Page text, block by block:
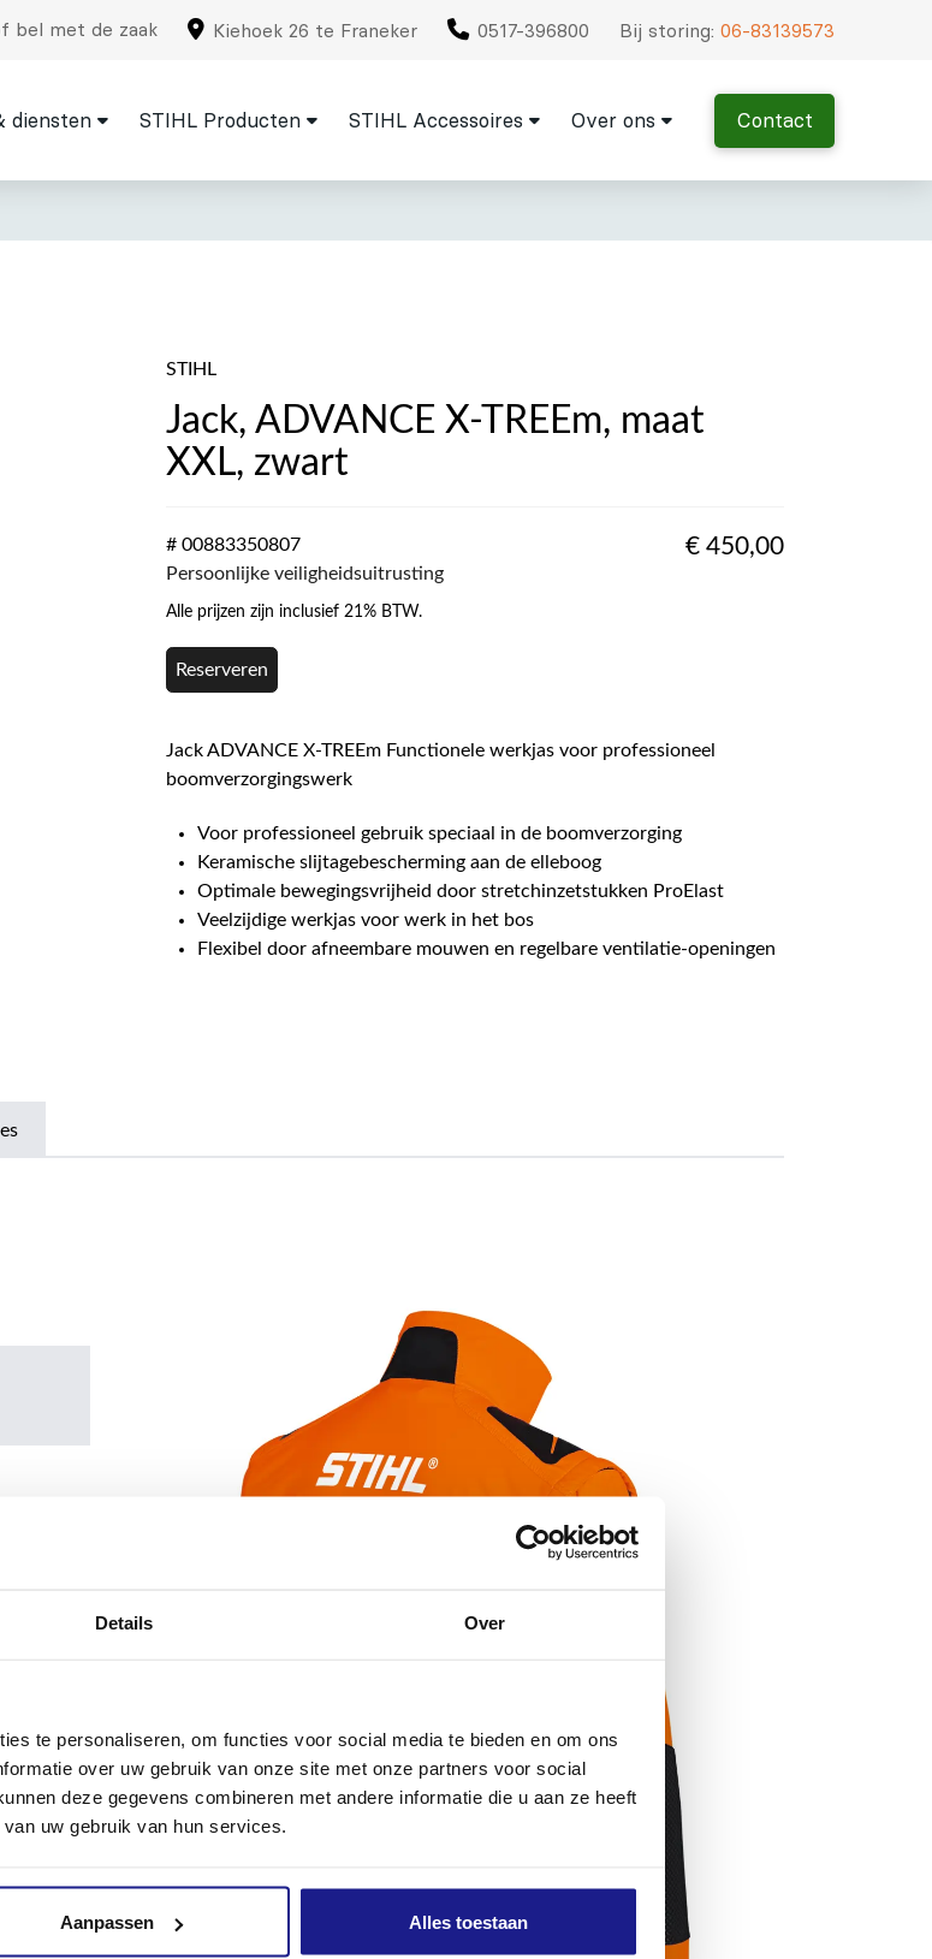
Details Over
te personaliseren, om functies voor social media te bieden en om ons
over uw gebruik van onze site met onze partners voor social
deze gegevens combineren met andere informatie die u aan ze heeft
uw gebruik van hun services.
Aanpassen Alles toestaan
bel met de zaak Kiehoek 26 te Franeker 0517-396800 Bij storing:06-83139573
diensten STIHL Producten STIHL Accessoires Over ons Contact
STIHL
Jack, ADVANCE X-TREEm, maat
XXL, zwart
# 00883350807
Persoonlijke veiligheidsuitrusting
€ 450,00
Alle prijzen zijn inclusief 21% BTW.
Reserveren
Jack ADVANCE X-TREEm Functionele werkjas voor professioneel
boomverzorgingswerk
Voor professioneel gebruik speciaal in de boomverzorging
Keramische slijtagebescherming aan de elleboog
Optimale bewegingsvrijheid door stretchinzetstukken ProElast
Veelzijdige werkjas voor werk in het bos
Flexibel door afneembare mouwen en regelbare ventilatie-openingen